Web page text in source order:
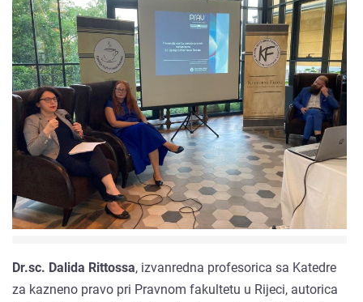
Dr.sc. Dalida Rittossa, izvanredna profesorica sa Katedre
za kazneno pravo pri Pravnom fakultetu u Rijeci, autorica